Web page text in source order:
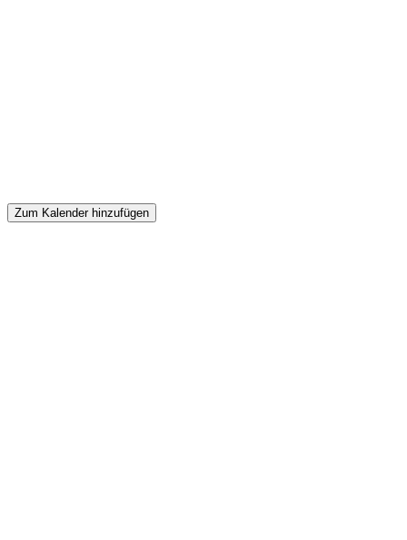
Zum Kalender hinzufügen